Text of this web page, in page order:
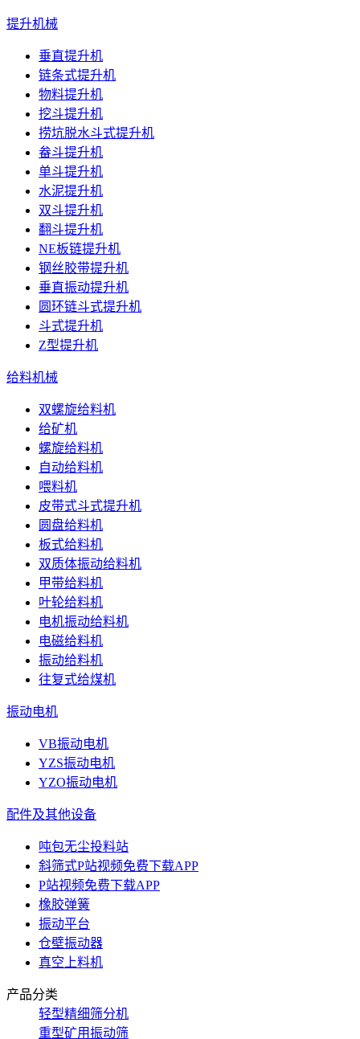
提升机械
垂直提升机
链条式提升机
物料提升机
挖斗提升机
捞坑脱水斗式提升机
畚斗提升机
单斗提升机
水泥提升机
双斗提升机
翻斗提升机
NE板链提升机
钢丝胶带提升机
垂直振动提升机
圆环链斗式提升机
斗式提升机
Z型提升机
给料机械
双螺旋给料机
给矿机
螺旋给料机
自动给料机
喂料机
皮带式斗式提升机
圆盘给料机
板式给料机
双质体振动给料机
甲带给料机
叶轮给料机
电机振动给料机
电磁给料机
振动给料机
往复式给煤机
振动电机
VB振动电机
YZS振动电机
YZO振动电机
配件及其他设备
吨包无尘投料站
斜筛式P站视频免费下载APP
P站视频免费下载APP
橡胶弹簧
振动平台
仓壁振动器
真空上料机
产品分类
轻型精细筛分机
重型矿用振动筛